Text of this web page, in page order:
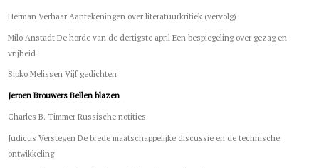
Herman Verhaar Aantekeningen over literatuurkritiek (vervolg)
Milo Anstadt De horde van de dertigste april Een bespiegeling over gezag en
vrijheid
Sipko Melissen Vijf gedichten
Jeroen Brouwers Bellen blazen
Charles B. Timmer Russische notities
Judicus Verstegen De brede maatschappelijke discussie en de technische
ontwikkeling